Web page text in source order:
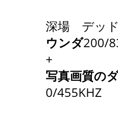
深場 デッ
ウンダ200/
+
写真画質の
0/455KHZ